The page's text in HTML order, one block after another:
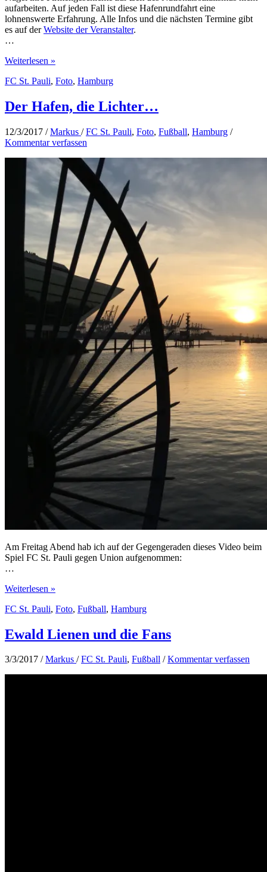
aufarbeiten. Auf jeden Fall ist diese Hafenrundfahrt eine
lohnenswerte Erfahrung. Alle Infos und die nächsten Termine gibt
es auf derWebsite der Veranstalter.
…
Alternative
bei
Weiterlesen »
FC St. Pauli, Foto, Hamburg
Der Hafen, die Lichter…
12/3/2017 /Markus /FC St. Pauli, Foto, Fußball, Hamburg /
Kommentar verfassen
Am Freitag Abend hab ich auf der Gegengeraden dieses Video beim
Spiel FC St. Pauli gegen Union aufgenommen:
…
Der
die
Weiterlesen »
FC St. Pauli, Foto, Fußball, Hamburg
Ewald Lienen und die Fans
3/3/2017 /Markus /FC St. Pauli, Fußball /Kommentar verfassen